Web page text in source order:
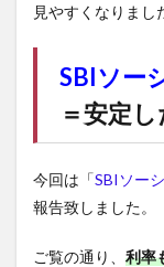
見やすくなりまし
SBIソー
＝安定
今回は「SBIソー
報告致しました。
ご覧の通り、 利率